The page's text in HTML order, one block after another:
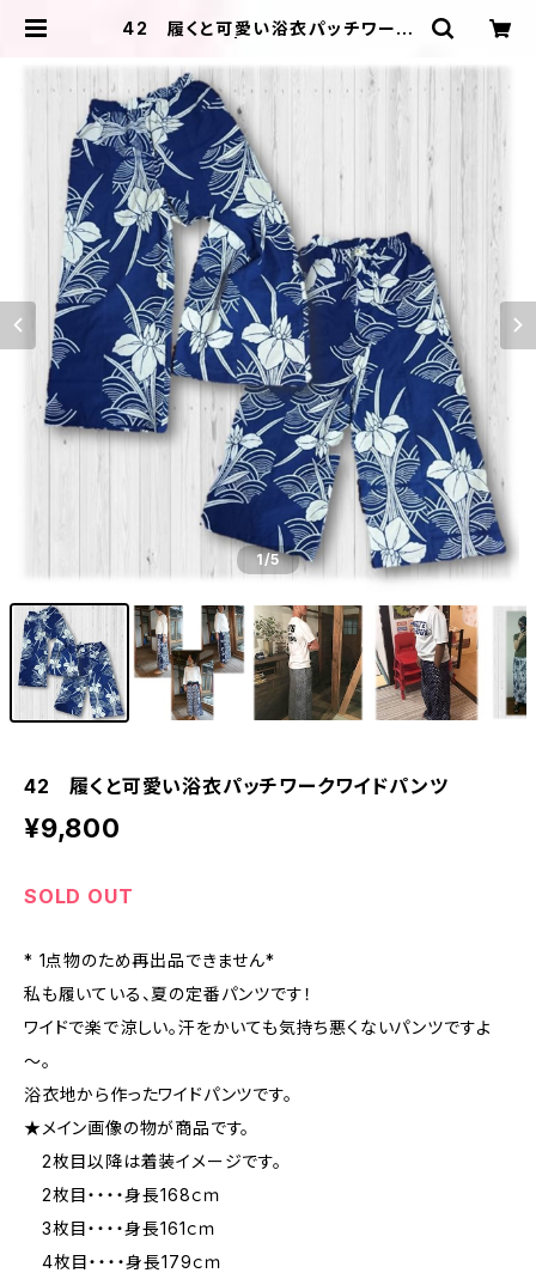
42 履くと可愛い浴衣パッチワーク
ＮＳ
1/5
42 履くと可愛い浴衣パッチワークワイドパンツ
¥9,800
SOLD OUT
* 1点物のため再出品できません*
私も履いている、夏の定番パンツです！
ワイドで楽で涼しい。汗をかいても気持ち悪くないパンツですよ
～。
浴衣地から作ったワイドパンツです。
★メイン画像の物が商品です。
2枚目以降は着装イメージです。
2枚目・・・・身長168ｃｍ
3枚目・・・・身長161ｃｍ
4枚目・・・・身長179ｃｍ